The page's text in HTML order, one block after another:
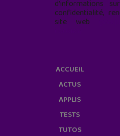
d'informations
confidentialité,
site web
ACCUEIL
ACTUS
APPLIS
TESTS
TUTOS